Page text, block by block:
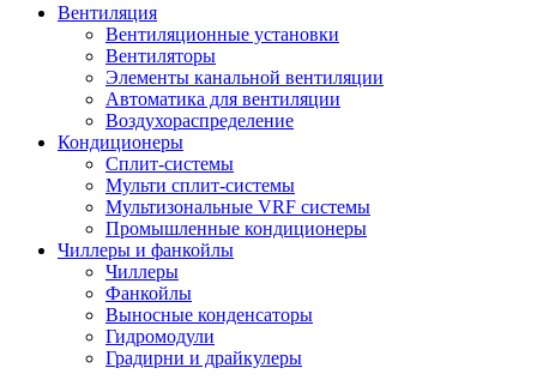
Вентиляция
Вентиляционные установки
Вентиляторы
Элементы канальной вентиляции
Автоматика для вентиляции
Воздухораспределение
Кондиционеры
Сплит-системы
Мульти сплит-системы
Мультизональные VRF системы
Промышленные кондиционеры
Чиллеры и фанкойлы
Чиллеры
Фанкойлы
Выносные конденсаторы
Гидромодули
Градирни и драйкулеры